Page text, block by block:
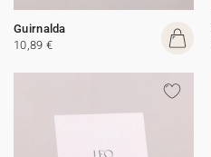
Guirnalda
10,89 €